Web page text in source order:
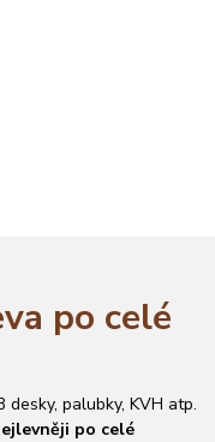
po celé
desky, palubky, KVH atp.
po celé